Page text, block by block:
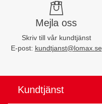
Mejla oss
Skriv till vår kundtjänst
E-post: kundtjanst@lomax.se
Kundtjänst